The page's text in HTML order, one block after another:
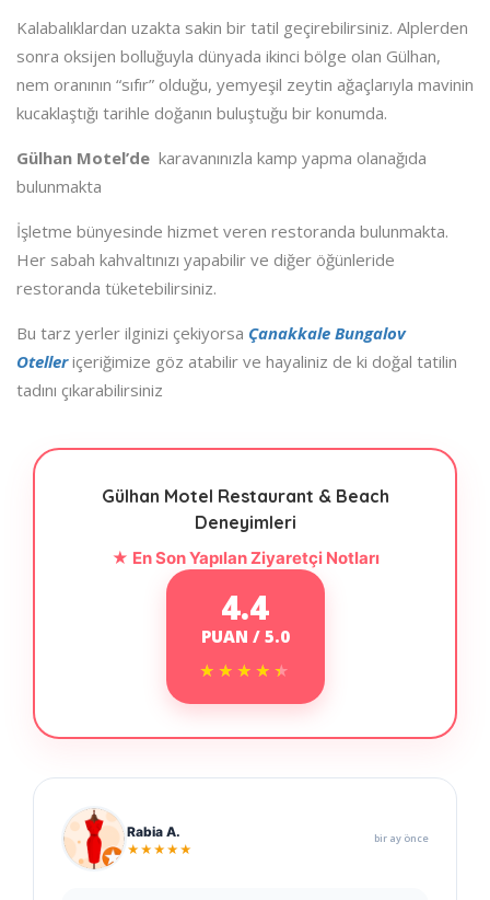
Kalabalıklardan uzakta sakin bir tatil geçirebilirsiniz. Alplerden
sonra oksijen bolluğuyla dünyada ikinci bölge olan Gülhan,
nem oranının “sıfır” olduğu, yemyeşil zeytin ağaçlarıyla mavinin
kucaklaştığı tarihle doğanın buluştuğu bir konumda.
Gülhan Motel’de karavanınızla kamp yapma olanağıda
bulunmakta
İşletme bünyesinde hizmet veren restoranda bulunmakta.
Her sabah kahvaltınızı yapabilir ve diğer öğünleride
restoranda tüketebilirsiniz.
Bu tarz yerler ilginizi çekiyorsa Çanakkale Bungalov
Otelleriçeriğimize göz atabilir ve hayaliniz de ki doğal tatilin
tadını çıkarabilirsiniz
Gülhan Motel Restaurant & Beach
Deneyimleri
★ En Son Yapılan Ziyaretçi Notları
4.4
PUAN / 5.0
★★★★★
★★★★★
Rabia A.
★★★★★
bir ay önce